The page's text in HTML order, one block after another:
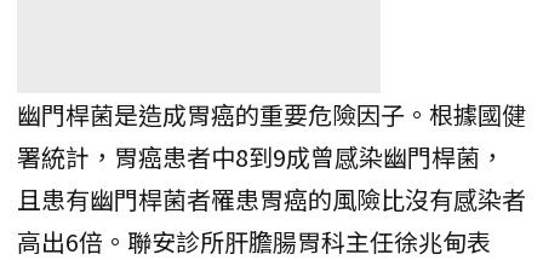
幽門桿菌是造成胃癌的重要危險因子。根據國健
署統計，胃癌患者中8到9成曾感染幽門桿菌，
且患有幽門桿菌者罹患胃癌的風險比沒有感染者
高出6倍。聯安診所肝膽腸胃科主任徐兆甸表